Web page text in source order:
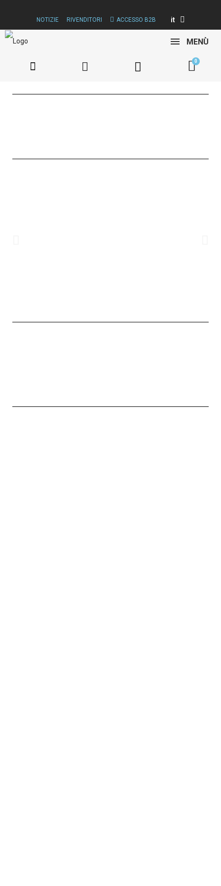
NOTIZIE RIVENDITORI ACCESSO B2B it
MENÙ